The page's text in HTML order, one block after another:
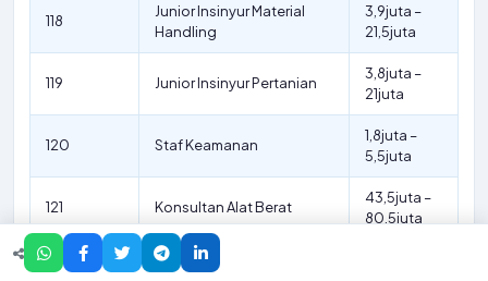
118
Junior Insinyur Material
Handling
3,9juta –
21,5juta
119 Junior Insinyur Pertanian
3,8juta –
21juta
120 Staf Keamanan
1,8juta –
5,5juta
121 Konsultan Alat Berat
43,5juta –
80,5juta
122 Konsultan Energi Sistem